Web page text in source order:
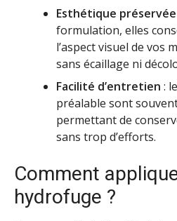
Esthétique préservée
formulation, elles
l’aspect visuel de vos
sans écaillage ni
Facilité d’entretien :
préalable sont
permettant de
sans trop d’efforts.
Comment
hydrofuge ?